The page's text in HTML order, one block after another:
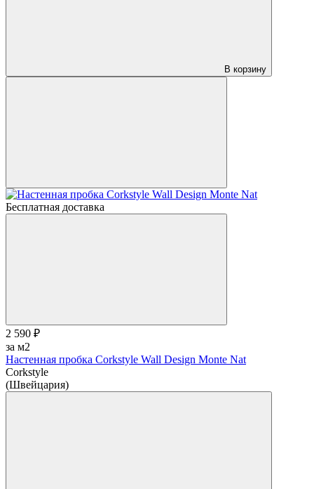
В корзину
Бесплатная доставка
2 590 ₽
за м2
Настенная пробка Corkstyle Wall Design Monte Nat
Corkstyle
(Швейцария)